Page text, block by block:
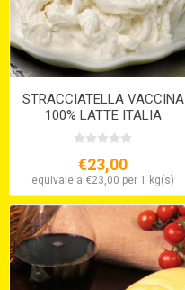
STRACCIATELLA VACCINA
100% LATTE ITALIA
€23,00
equivale a €23,00 per 1 kg(s)